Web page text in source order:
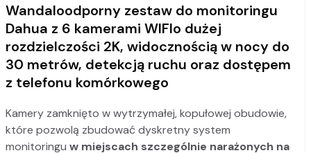
Wandaloodporny zestaw do monitoringu
Dahua z 6 kamerami WIFIo dużej
rozdzielczości 2K, widocznością w nocy do
30 metrów, detekcją ruchu oraz dostępem
z telefonu komórkowego
Kamery zamknięto w wytrzymałej, kopułowej obudowie,
które pozwolą zbudować dyskretny system
monitoringu w miejscach szczególnie narażonych na